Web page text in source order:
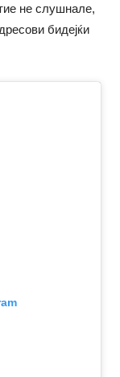
не слушнале,
бидејќи